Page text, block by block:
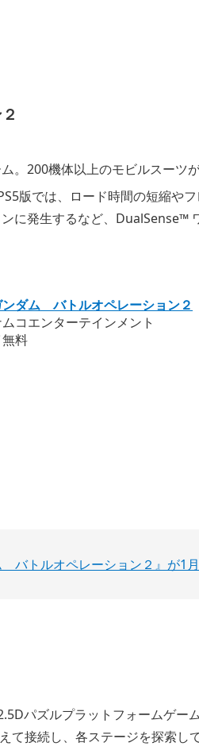
。200機体以上のモビルスーツ
版では、ロード時間の短縮や
に発生するなど、DualSense™
ダム バトルオペレーション２
コエンターテインメント
料
バトルオペレーション２』が1月
パズルプラットフォームゲー
て接続し、各ステージを探索し